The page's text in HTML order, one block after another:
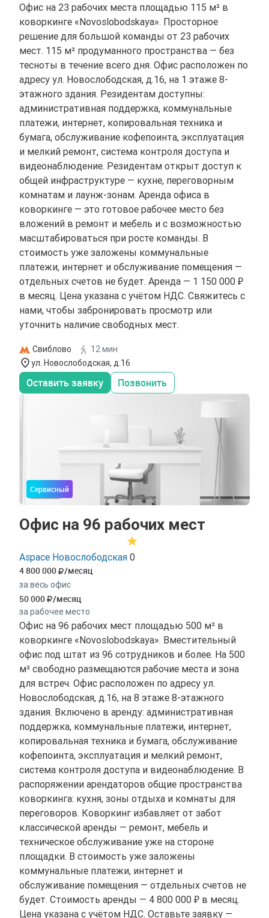
Офис на 23 рабочих места площадью 115 м² в
коворкинге «Novoslobodskaya». Просторное
решение для большой команды от 23 рабочих
мест. 115 м² продуманного пространства — без
тесноты в течение всего дня. Офис расположен по
адресу ул. Новослободская, д.16, на 1 этаже 8-
этажного здания. Резидентам доступны:
административная поддержка, коммунальные
платежи, интернет, копировальная техника и
бумага, обслуживание кофепоинта, эксплуатация
и мелкий ремонт, система контроля доступа и
видеонаблюдение. Резидентам открыт доступ к
общей инфраструктуре — кухне, переговорным
комнатам и лаунж-зонам. Аренда офиса в
коворкинге — это готовое рабочее место без
вложений в ремонт и мебель и с возможностью
масштабироваться при росте команды. В
стоимость уже заложены коммунальные
платежи, интернет и обслуживание помещения —
отдельных счетов не будет. Аренда — 1 150 000 ₽
в месяц. Цена указана с учётом НДС. Свяжитесь с
нами, чтобы забронировать просмотр или
уточнить наличие свободных мест.
Свиблово
12 мин
ул. Новослободская, д.16
Оставить заявку Позвонить
Сервисный
Офис на 96 рабочих мест
Aspace Новослободская 0
4 800 000 /месяц
за весь офис
50 000 /месяц
за рабочее место
Офис на 96 рабочих мест площадью 500 м² в
коворкинге «Novoslobodskaya». Вместительный
офис под штат из 96 сотрудников и более. На 500
м² свободно размещаются рабочие места и зона
для встреч. Офис расположен по адресу ул.
Новослободская, д.16, на 8 этаже 8-этажного
здания. Включено в аренду: административная
поддержка, коммунальные платежи, интернет,
копировальная техника и бумага, обслуживание
кофепоинта, эксплуатация и мелкий ремонт,
система контроля доступа и видеонаблюдение. В
распоряжении арендаторов общие пространства
коворкинга: кухня, зоны отдыха и комнаты для
переговоров. Коворкинг избавляет от забот
классической аренды — ремонт, мебель и
техническое обслуживание уже на стороне
площадки. В стоимость уже заложены
коммунальные платежи, интернет и
обслуживание помещения — отдельных счетов не
будет. Стоимость аренды — 4 800 000 ₽ в месяц.
Цена указана с учётом НДС. Оставьте заявку —